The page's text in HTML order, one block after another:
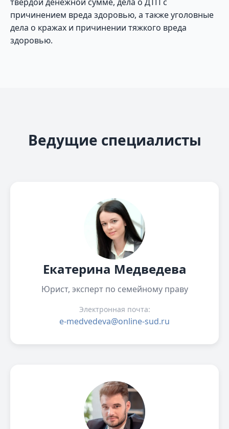
причинением вреда здоровью, а также уголовные
дела о кражах и причинении тяжкого вреда
здоровью.
Ведущие специалисты
Екатерина Медведева
Юрист, эксперт по семейному праву
Электронная почта:
e-medvedeva@online-sud.ru